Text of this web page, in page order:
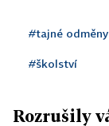
#tajné odměny
#školství
Rozrušily